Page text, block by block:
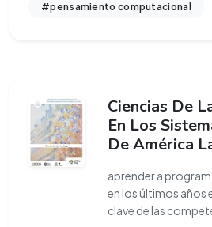
#pensamiento computacional
Ciencias De
En Los
De América
aprender a
en los últimos años
clave de las